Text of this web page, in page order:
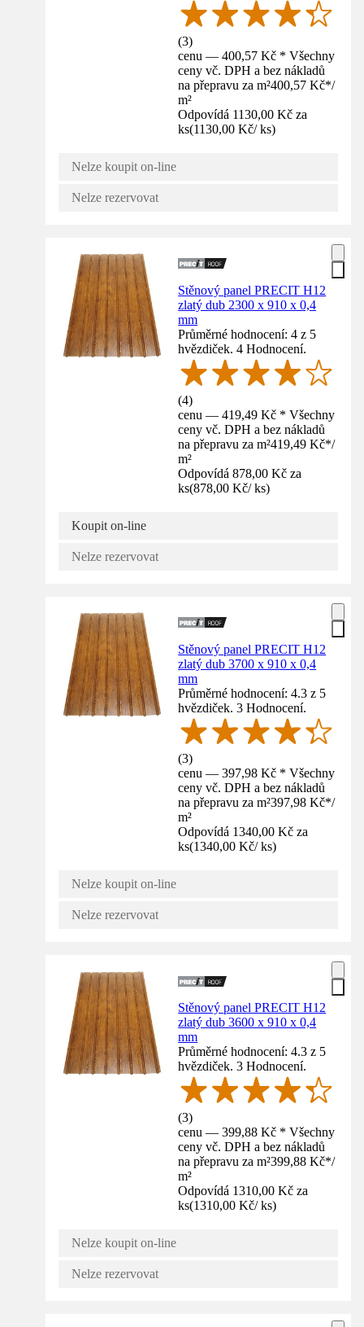
(3)
cenu — 400,57 Kč * Všechny
ceny vč. DPH a bez nákladů
na přepravu za m²400,57 Kč*/
m²
Odpovídá 1130,00 Kč za
ks(1130,00 Kč/ ks)
Nelze koupit on-line
Nelze rezervovat
Stěnový panel PRECIT H12
zlatý dub 2300 x 910 x 0,4
mm
Průměrné hodnocení: 4 z 5
hvězdiček. 4 Hodnocení.
(4)
cenu — 419,49 Kč * Všechny
ceny vč. DPH a bez nákladů
na přepravu za m²419,49 Kč*/
m²
Odpovídá 878,00 Kč za
ks(878,00 Kč/ ks)
Koupit on-line
Nelze rezervovat
Stěnový panel PRECIT H12
zlatý dub 3700 x 910 x 0,4
mm
Průměrné hodnocení: 4.3 z 5
hvězdiček. 3 Hodnocení.
(3)
cenu — 397,98 Kč * Všechny
ceny vč. DPH a bez nákladů
na přepravu za m²397,98 Kč*/
m²
Odpovídá 1340,00 Kč za
ks(1340,00 Kč/ ks)
Nelze koupit on-line
Nelze rezervovat
Stěnový panel PRECIT H12
zlatý dub 3600 x 910 x 0,4
mm
Průměrné hodnocení: 4.3 z 5
hvězdiček. 3 Hodnocení.
(3)
cenu — 399,88 Kč * Všechny
ceny vč. DPH a bez nákladů
na přepravu za m²399,88 Kč*/
m²
Odpovídá 1310,00 Kč za
ks(1310,00 Kč/ ks)
Nelze koupit on-line
Nelze rezervovat